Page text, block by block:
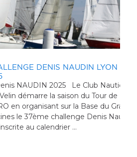
DENIS NAUDIN LYON
2025 Le Club Nautique
la saison du Tour de
sur la Base du Grand
challenge Denis Naudin ,
calendrier ...